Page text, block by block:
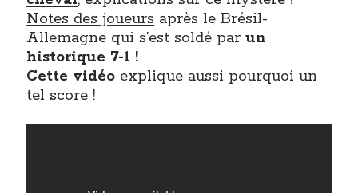
Notes des joueurs après le Brésil-
Allemagne qui s’est soldé parun
historique 7-1 !
Cette vidéo explique aussi pourquoi un
tel score !